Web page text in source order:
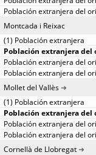
Montcada i Reixac
Mollet del Vallès
Cornellà de Llobregat